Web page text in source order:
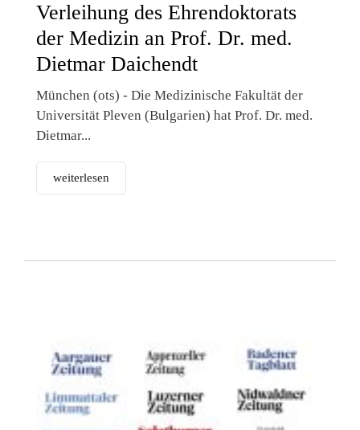
Verleihung des Ehrendoktorats
der Medizin an Prof. Dr. med.
Dietmar Daichendt
München (ots) - Die Medizinische Fakultät der
Universität Pleven (Bulgarien) hat Prof. Dr. med.
Dietmar...
weiterlesen